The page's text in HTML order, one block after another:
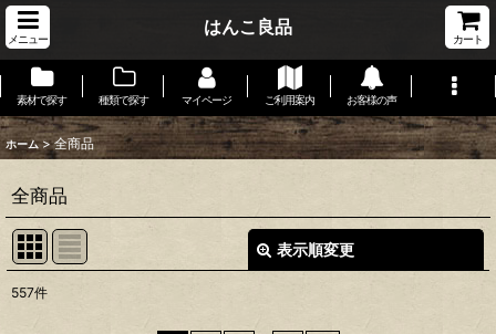
メニュー
はんこ良品
カート
素材で探す 種類で探す マイページ ご利用案内 お客様の声
ホーム > 全商品
全商品
表示順変更
557件